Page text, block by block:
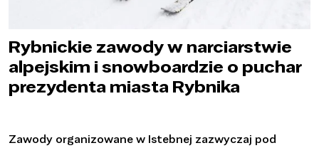
Rybnickie zawody w narciarstwie
alpejskim i snowboardzie o puchar
prezydenta miasta Rybnika
Zawody organizowane w Istebnej zazwyczaj pod